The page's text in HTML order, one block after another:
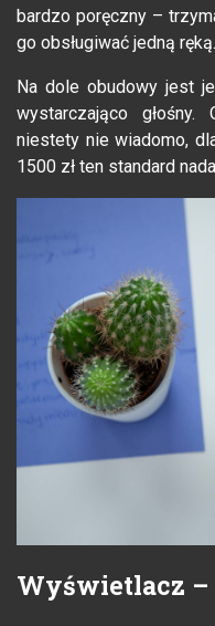
bardzo poręczny –
go obsługiwać jedną ręką.
Na dole obudowy jest
wystarczająco
niestety nie wiadomo,
1500 zł ten standard
Wyświetlacz –